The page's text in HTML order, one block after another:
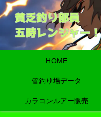
HOME
管釣り場データ
カラコンルアー販売